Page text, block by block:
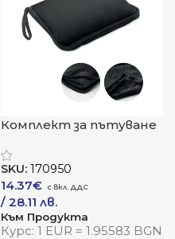
Комплект за пътуване
SKU: 170950
14.37€
/ 28.11 лв.
Към Продукта
Курс: 1 EUR = 1.95583 BGN